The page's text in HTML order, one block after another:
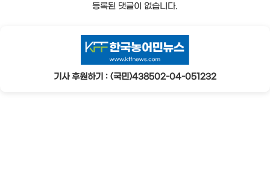
등록된 댓글이 없습니다.
기사 후원하기 : (국민)438502-04-051232